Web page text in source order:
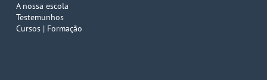
A nossa escola
Testemunhos
Cursos | Formação